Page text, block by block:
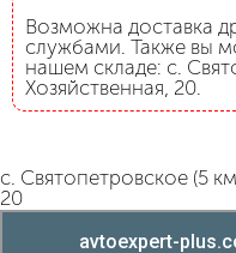
Возможна доставка
службами. Также вы
нашем складе: с.
Хозяйственная, 20.
с. Святопетровское (5
20